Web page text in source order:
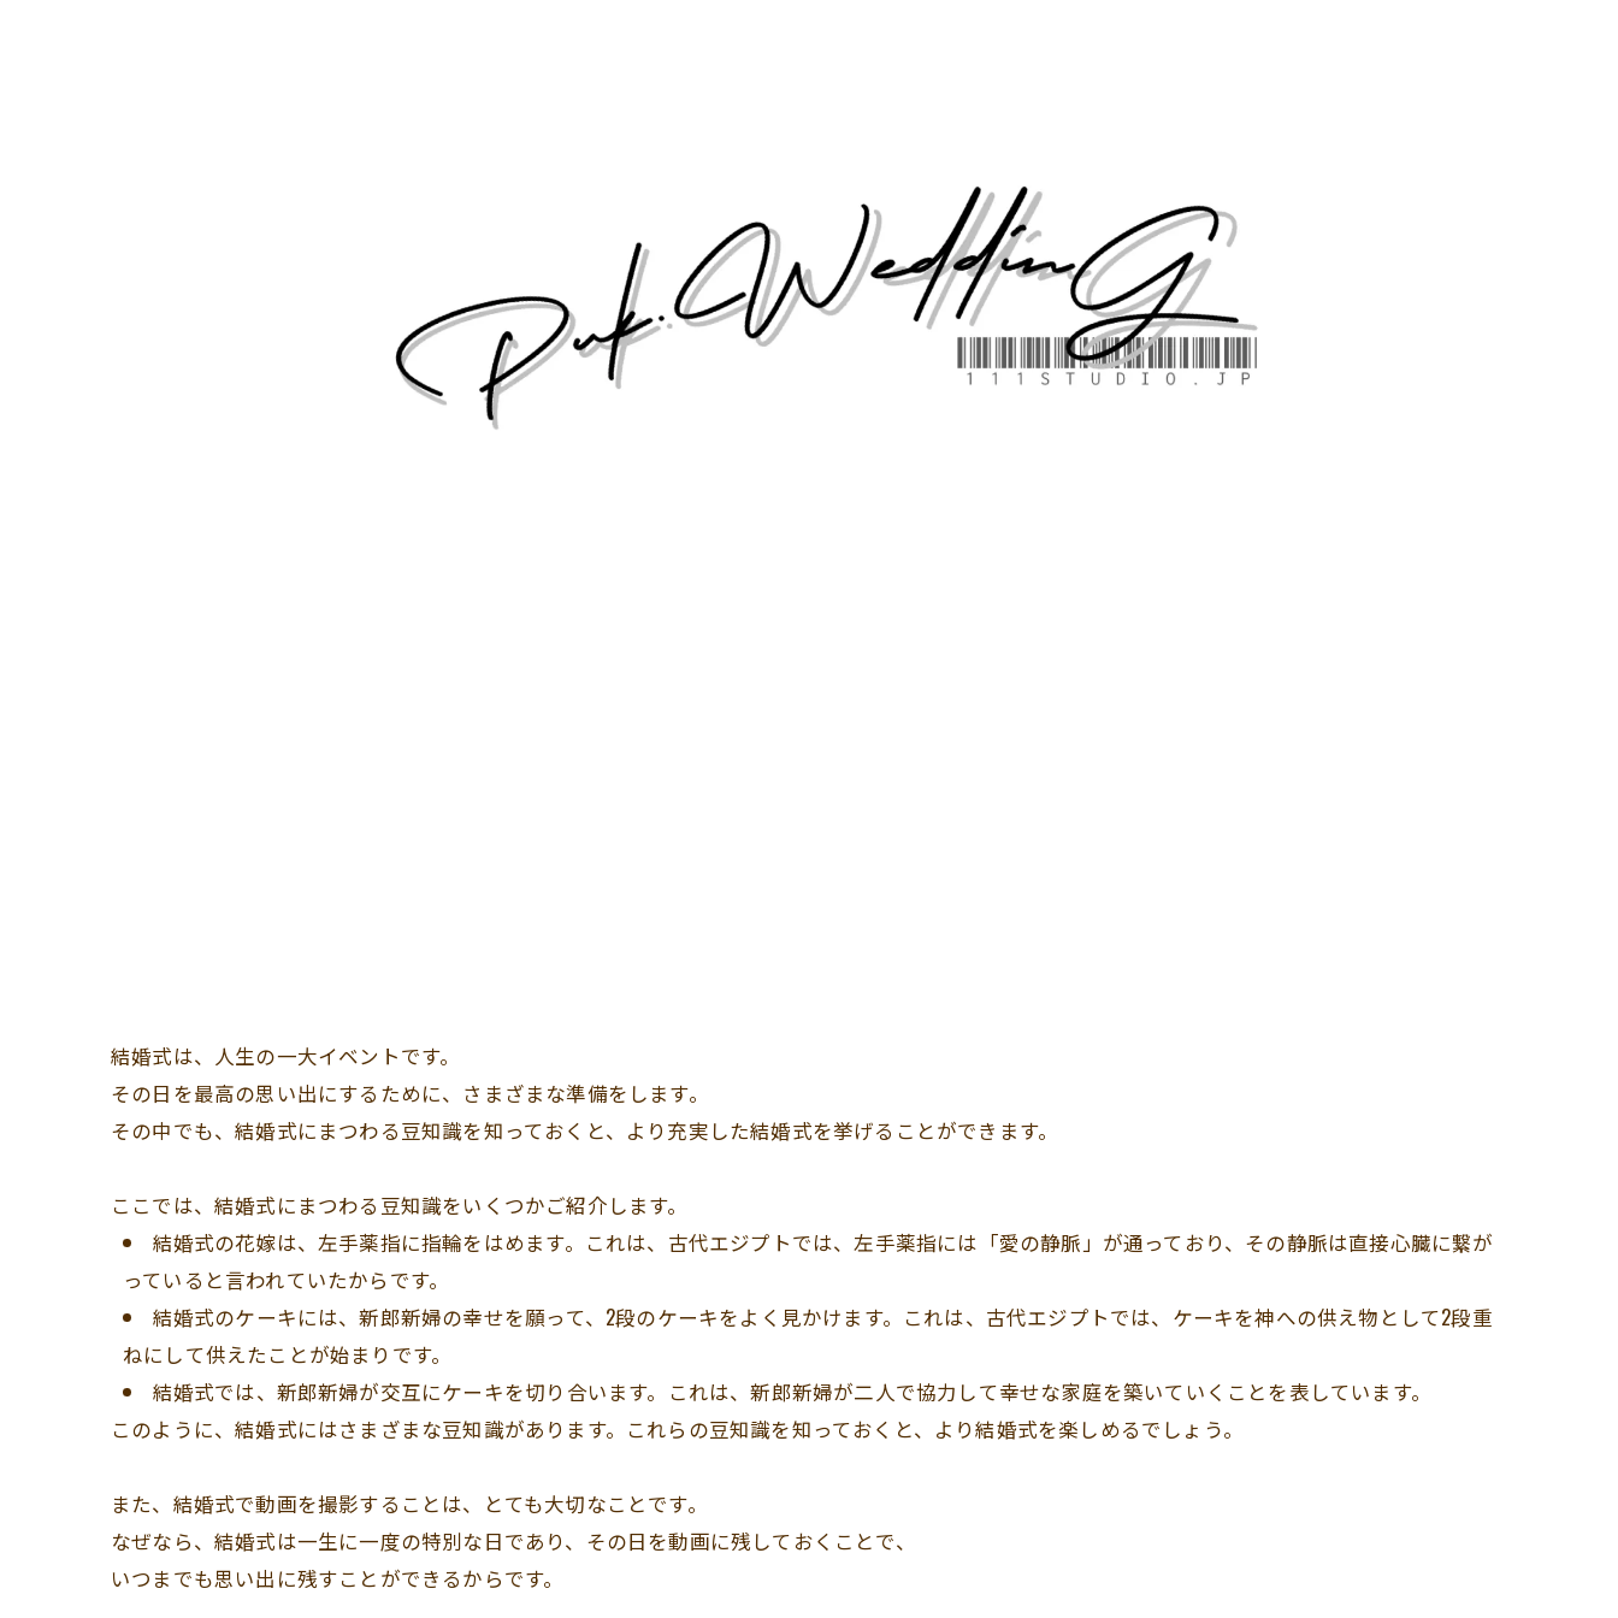
結婚式は、人生の一大イベントです。
その日を最高の思い出にするために、さまざまな準備をします。
その中でも、結婚式にまつわる豆知識を知っておくと、より充実した結婚式を挙げることができます。
ここでは、結婚式にまつわる豆知識をいくつかご紹介します。
結婚式の花嫁は、左手薬指に指輪をはめます。これは、古代エジプトでは、左手薬指には「愛の静脈」が通っており、その静脈は直接心臓に繋が
っていると言われていたからです。
結婚式のケーキには、新郎新婦の幸せを願って、2段のケーキをよく見かけます。これは、古代エジプトでは、ケーキを神への供え物として2段重
ねにして供えたことが始まりです。
結婚式では、新郎新婦が交互にケーキを切り合います。これは、新郎新婦が二人で協力して幸せな家庭を築いていくことを表しています。
このように、結婚式にはさまざまな豆知識があります。これらの豆知識を知っておくと、より結婚式を楽しめるでしょう。
また、結婚式で動画を撮影することは、とても大切なことです。
なぜなら、結婚式は一生に一度の特別な日であり、その日を動画に残しておくことで、
いつまでも思い出に残すことができるからです。